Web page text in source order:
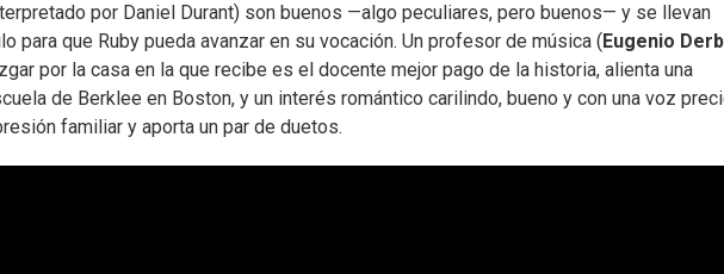
por Daniel Durant) son buenos —algo peculiares, pero buenos— y se llevan
para que Ruby pueda avanzar en su vocación. Un profesor de música ( Eugenio
por la casa en la que recibe es el docente mejor pago de la historia, alienta una
de Berklee en Boston, y un interés romántico carilindo, bueno y con una voz
familiar y aporta un par de duetos.